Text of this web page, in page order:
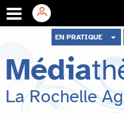
menu
contenu
recherche
EN PRATIQUE
Média
La Rochelle